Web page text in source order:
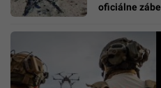
oficiálne